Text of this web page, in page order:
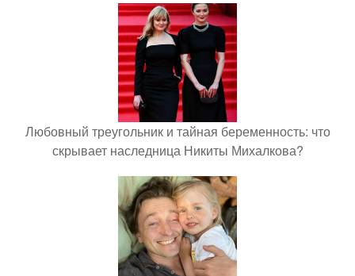
Любовный треугольник и тайная беременность: что
скрывает наследница Никиты Михалкова?